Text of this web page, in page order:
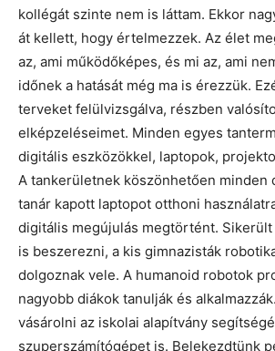
kollégát szinte nem is láttam. Ekkor
át kellett, hogy értelmezzek. Az élet
az, ami működőképes, és mi az, ami
időnek a hatását még ma is érezzük.
terveket felülvizsgálva, részben
elképzeléseimet. Minden egyes
digitális eszközökkel, laptopok,
A tankerületnek köszönhetően minden
tanár kapott laptopot otthoni
digitális megújulás megtörtént. Sikerült
is beszerezni, a kis gimnazisták
dolgoznak vele. A humanoid robotok
nagyobb diákok tanulják és
vásárolni az iskolai alapítvány
szuperszámítógépet is. Belekezdtünk